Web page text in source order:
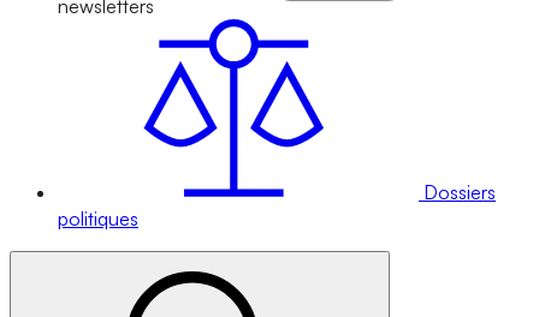
newsletters
Dossiers
politiques